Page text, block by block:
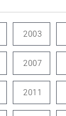
2003
2007
2011